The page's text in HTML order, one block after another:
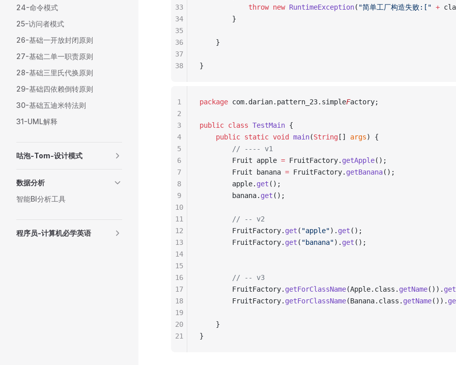
24-命令模式
25-访问者模式
26-基础一开放封闭原则
27-基础二单一职责原则
28-基础三里氏代换原则
29-基础四依赖倒转原则
30-基础五迪米特法则
31-UML解释
咕泡-Tom-设计模式
数据分析
智能BI分析工具
程序员-计算机必学英语
throw new RuntimeException( "简单工厂构造失败:[" +
        }
    }
}
33
34
35
36
37
38
package com.darian.pattern_23.simpleFactory;
public class TestMain {
public static void main(String [] args) {
// ---- v1
        Fruit apple
= FruitFactory. getApple();
        Fruit banana
= FruitFactory. getBanana();
        apple.
get ();
        banana.
get ();
// -- v2
        FruitFactory.
get ( "apple"). get ();
        FruitFactory.
get ( "banana"). get ();
// -- v3
        FruitFactory.
getForClassName(Apple.class. getName()). get
        FruitFactory.
getForClassName(Banana.class. getName()).
    }
}
1
2
3
4
5
6
7
8
9
10
11
12
13
14
15
16
17
18
19
20
21